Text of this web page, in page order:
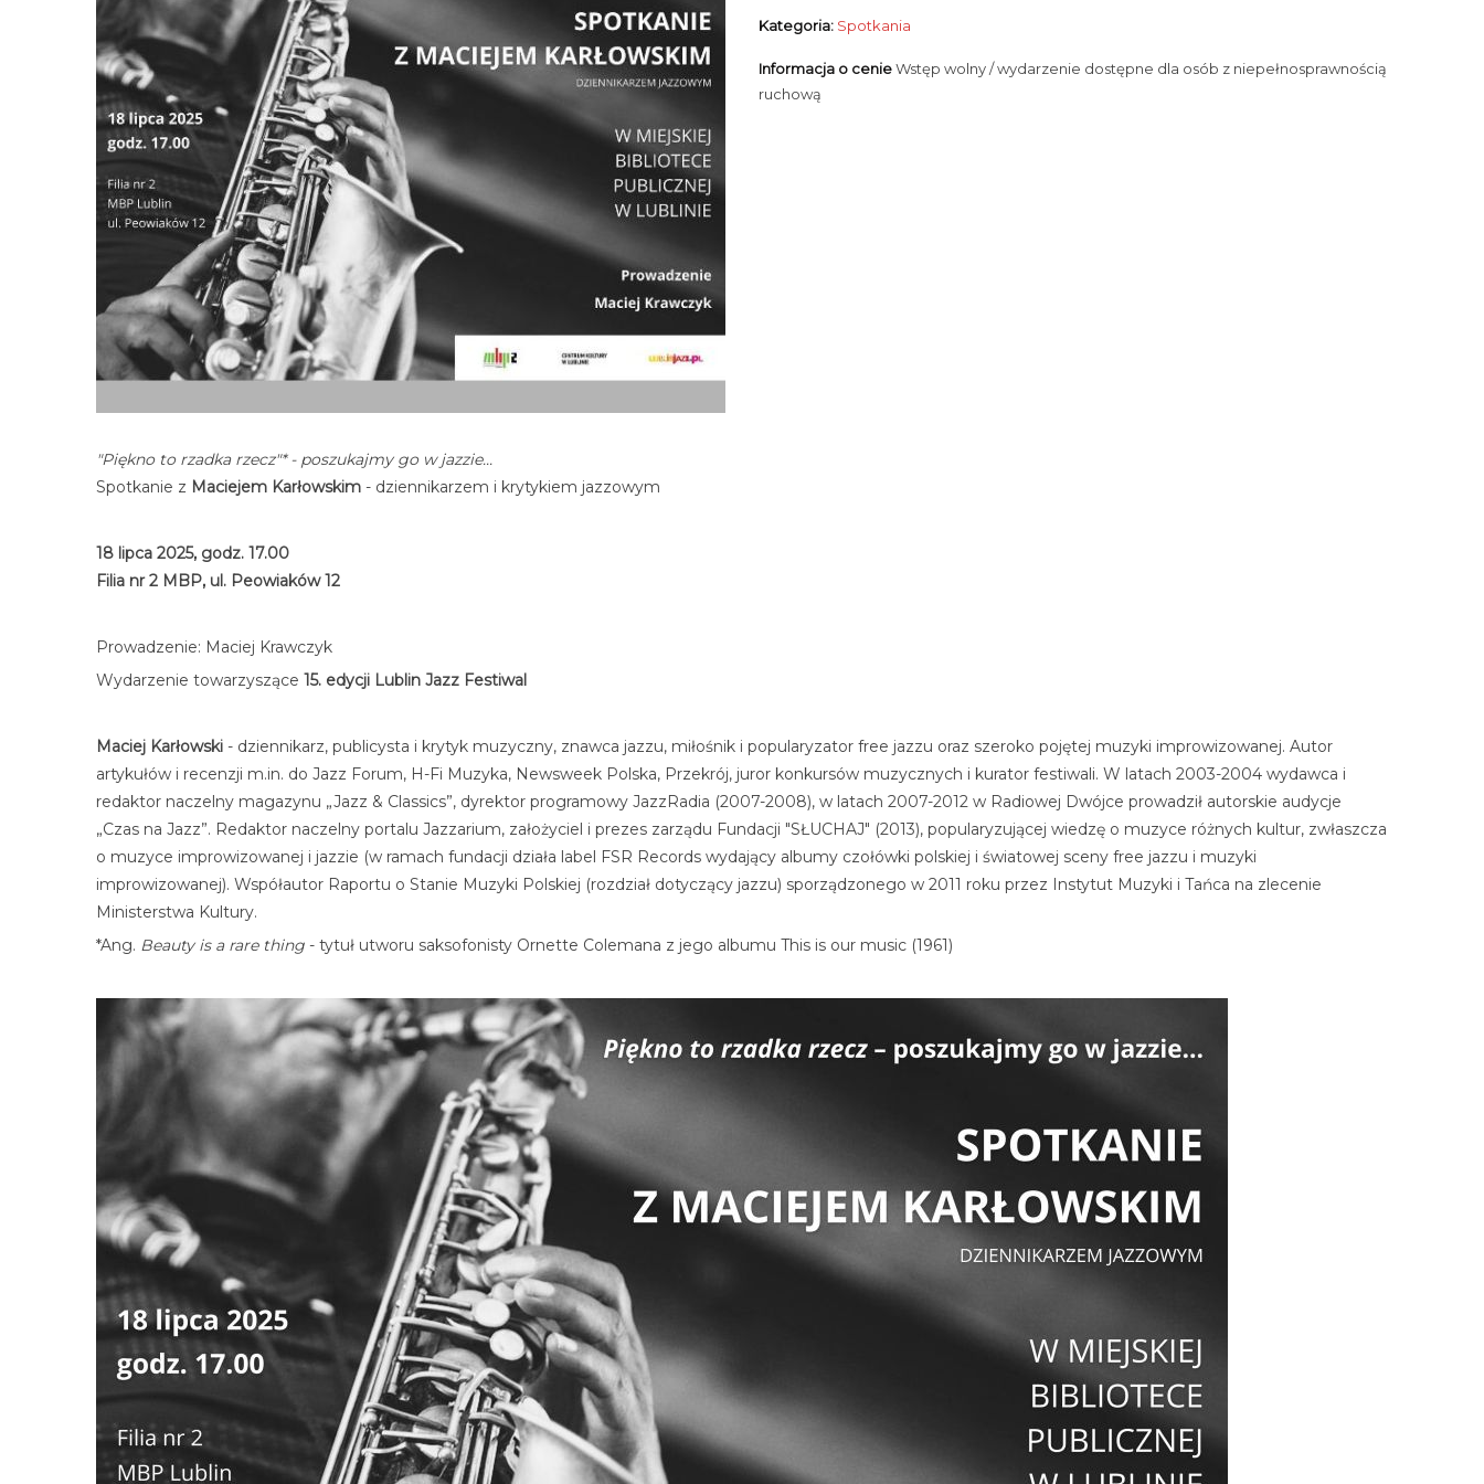
Kategoria: Spotkania
Informacja o cenieWstęp wolny / wydarzenie dostępne dla osób z niepełnosprawnością
ruchową
"Piękno to rzadka rzecz"* - poszukajmy go w jazzie...
Spotkanie z Maciejem Karłowskim - dziennikarzem i krytykiem jazzowym
18 lipca 2025, godz. 17.00
Filia nr 2 MBP, ul. Peowiaków 12
Prowadzenie: Maciej Krawczyk
Wydarzenie towarzyszące 15. edycji Lublin Jazz Festiwal
Maciej Karłowski - dziennikarz, publicysta i krytyk muzyczny, znawca jazzu, miłośnik i popularyzator free jazzu oraz szeroko pojętej muzyki improwizowanej. Autor
artykułów i recenzji m.in. do Jazz Forum, H-Fi Muzyka, Newsweek Polska, Przekrój, juror konkursów muzycznych i kurator festiwali. W latach 2003-2004 wydawca i
redaktor naczelny magazynu „Jazz & Classics”, dyrektor programowy JazzRadia (2007-2008), w latach 2007-2012 w Radiowej Dwójce prowadził autorskie audycje
„Czas na Jazz”. Redaktor naczelny portalu Jazzarium, założyciel i prezes zarządu Fundacji "SŁUCHAJ" (2013), popularyzującej wiedzę o muzyce różnych kultur, zwłaszcza
o muzyce improwizowanej i jazzie (w ramach fundacji działa label FSR Records wydający albumy czołówki polskiej i światowej sceny free jazzu i muzyki
improwizowanej). Współautor Raportu o Stanie Muzyki Polskiej (rozdział dotyczący jazzu) sporządzonego w 2011 roku przez Instytut Muzyki i Tańca na zlecenie
Ministerstwa Kultury.
*Ang. Beauty is a rare thing - tytuł utworu saksofonisty Ornette Colemana z jego albumu This is our music (1961)